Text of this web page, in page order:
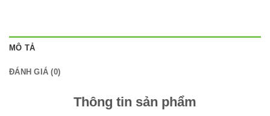
MÔ TẢ
ĐÁNH GIÁ (0)
Thông tin sản phẩm